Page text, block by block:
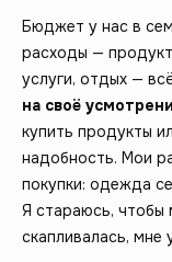
Бюджет у нас в
расходы —
услуги, отдых —
на своё
купить продукты
надобность. Мои
покупки: одежда
Я стараюсь, чтобы
скапливалась, мне